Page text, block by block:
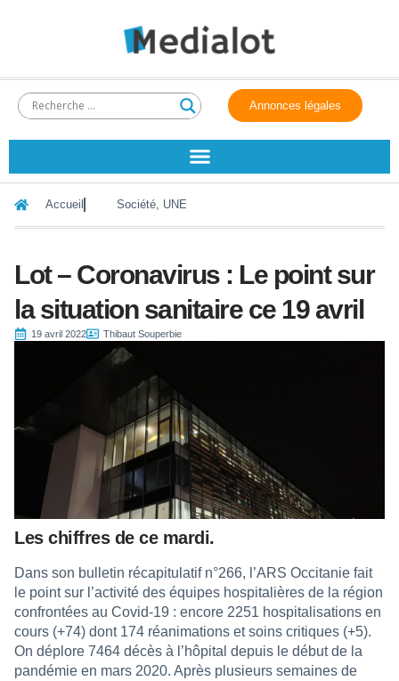
Annonces légales
Accueil Société, UNE
Lot – Coronavirus : Le point sur
la situation sanitaire ce 19 avril
19 avril 2022 Thibaut Souperbie
Les chiffres de ce mardi.
Dans son bulletin récapitulatif n°266, l’ARS Occitanie fait
le point sur l’activité des équipes hospitalières de la région
confrontées au Covid-19 : encore 2251 hospitalisations en
cours (+74) dont 174 réanimations et soins critiques (+5).
On déplore 7464 décès à l’hôpital depuis le début de la
pandémie en mars 2020. Après plusieurs semaines de